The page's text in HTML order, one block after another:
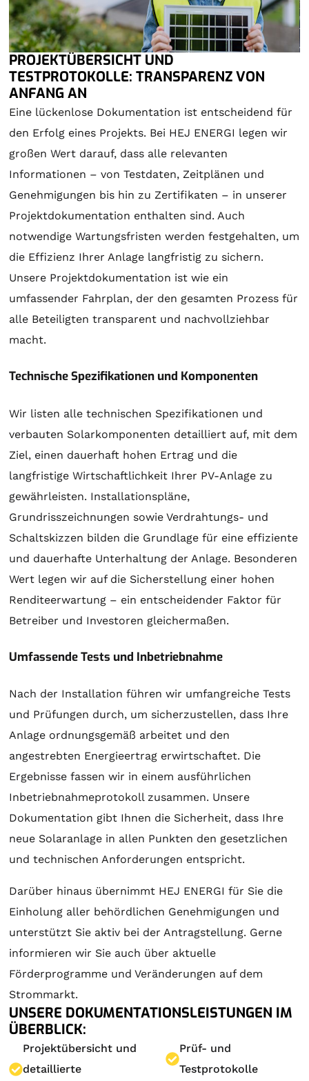
PROJEKTÜBERSICHT UND
TESTPROTOKOLLE: TRANSPARENZ VON
ANFANG AN
Eine lückenlose Dokumentation ist entscheidend für
den Erfolg eines Projekts. Bei HEJ ENERGI legen wir
großen Wert darauf, dass alle relevanten
Informationen – von Testdaten, Zeitplänen und
Genehmigungen bis hin zu Zertifikaten – in unserer
Projektdokumentation enthalten sind. Auch
notwendige Wartungsfristen werden festgehalten, um
die Effizienz Ihrer Anlage langfristig zu sichern.
Unsere Projektdokumentation ist wie ein
umfassender Fahrplan, der den gesamten Prozess für
alle Beteiligten transparent und nachvollziehbar
macht.
Technische Spezifikationen und Komponenten
Wir listen alle technischen Spezifikationen und
verbauten Solarkomponenten detailliert auf, mit dem
Ziel, einen dauerhaft hohen Ertrag und die
langfristige Wirtschaftlichkeit Ihrer PV-Anlage zu
gewährleisten. Installationspläne,
Grundrisszeichnungen sowie Verdrahtungs- und
Schaltskizzen bilden die Grundlage für eine effiziente
und dauerhafte Unterhaltung der Anlage. Besonderen
Wert legen wir auf die Sicherstellung einer hohen
Renditeerwartung – ein entscheidender Faktor für
Betreiber und Investoren gleichermaßen.
Umfassende Tests und Inbetriebnahme
Nach der Installation führen wir umfangreiche Tests
und Prüfungen durch, um sicherzustellen, dass Ihre
Anlage ordnungsgemäß arbeitet und den
angestrebten Energieertrag erwirtschaftet. Die
Ergebnisse fassen wir in einem ausführlichen
Inbetriebnahmeprotokoll zusammen. Unsere
Dokumentation gibt Ihnen die Sicherheit, dass Ihre
neue Solaranlage in allen Punkten den gesetzlichen
und technischen Anforderungen entspricht.
Darüber hinaus übernimmt HEJ ENERGI für Sie die
Einholung aller behördlichen Genehmigungen und
unterstützt Sie aktiv bei der Antragstellung. Gerne
informieren wir Sie auch über aktuelle
Förderprogramme und Veränderungen auf dem
Strommarkt.
UNSERE DOKUMENTATIONSLEISTUNGEN IM
ÜBERBLICK:
Projektübersicht und
detaillierte
Prüf- und
Testprotokolle